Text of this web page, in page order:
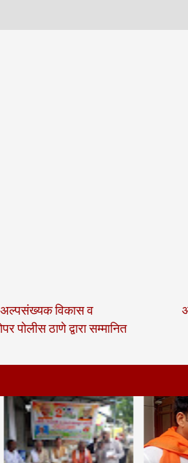
अल्पसंख्यक विकास व
ठाणे द्वारा सम्मानित